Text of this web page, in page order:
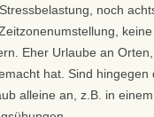
noch
Eher Urlaube an
hat. Sind
alleine an, z.B. in